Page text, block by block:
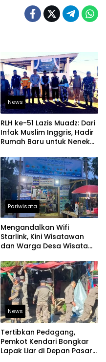
News
RLH ke-51 Lazis Muadz: Dari
Infak Muslim Inggris, Hadir
Rumah Baru untuk Nenek
Pariwisata
Mengandalkan Wifi
Starlink, Kini Wisatawan
dan Warga Desa Wisata
Mengakses Transaksi
Digital
News
Tertibkan Pedagang,
Pemkot Kendari Bongkar
Lapak Liar di Depan Pasar